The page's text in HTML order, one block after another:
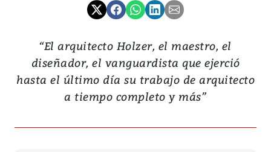
“El arquitecto Holzer, el maestro, el
diseñador, el vanguardista que ejerció
hasta el último día su trabajo de arquitecto
a tiempo completo y más”